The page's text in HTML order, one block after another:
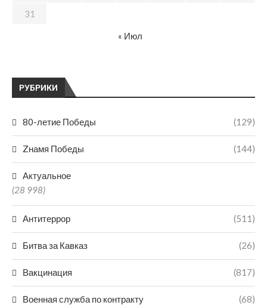
РУБРИКИ
80-летие Победы (129)
Zнамя Победы (144)
Актуальное
(28 998)
Антитеррор (511)
Битва за Кавказ (26)
Вакцинация (817)
Военная служба по контракту (68)
31
« Июл